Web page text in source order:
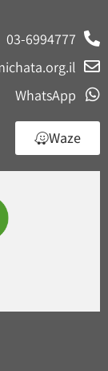
03-6994777
WhatsApp
Waze